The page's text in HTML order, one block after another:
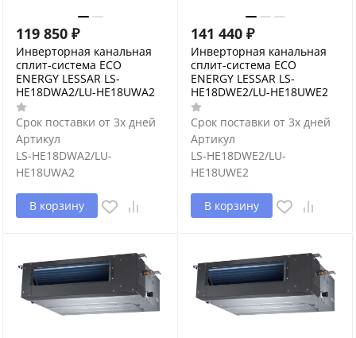
119 850 ₽
Инверторная канальная
сплит-система ECO
ENERGY LESSAR LS-
HE18DWA2/LU-HE18UWA2
Срок поставки от 3х дней
Артикул
LS-HE18DWA2/LU-
HE18UWA2
В корзину
141 440 ₽
Инверторная канальная
сплит-система ECO
ENERGY LESSAR LS-
HE18DWE2/LU-HE18UWE2
Срок поставки от 3х дней
Артикул
LS-HE18DWE2/LU-
HE18UWE2
В корзину